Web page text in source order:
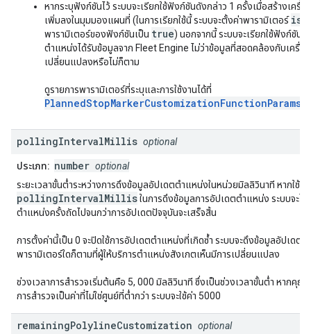
หากระบุฟังก์ชันไว้ ระบบจะเรียกใช้ฟังก์ชันดังกล่าว 1 ครั้งเมื่อสร้างเครื่
เพิ่มลงในมุมมองแผนที่ (ในการเรียกใช้นี้ ระบบจะตั้งค่าพารามิเตอร์
พารามิเตอร์ของฟังก์ชันเป็น true) นอกจากนี้ ระบบจะเรียกใช้ฟังก์ชันนี้
ตำแหน่งได้รับข้อมูลจาก Fleet Engine ไม่ว่าข้อมูลที่สอดคล้องกับเครื่อ
เปลี่ยนแปลงหรือไม่ก็ตาม
ดูรายการพารามิเตอร์ที่ระบุและการใช้งานได้ที่
PlannedStopMarkerCustomizationFunctionParams
pollingIntervalMillis optional
ประเภท: number optional
ระยะเวลาขั้นต่ำระหว่างการดึงข้อมูลอัปเดตตำแหน่งในหน่วยมิลลิวินาที หากใช้เว
pollingIntervalMillisในการดึงข้อมูลการอัปเดตตำแหน่ง ระบบจะไม่
ตำแหน่งครั้งถัดไปจนกว่าการอัปเดตปัจจุบันจะเสร็จสิ้น
การตั้งค่านี้เป็น 0 จะปิดใช้การอัปเดตตำแหน่งที่เกิดซ้ำ ระบบจะดึงข้อมูลอัปเดต
พารามิเตอร์ใดก็ตามที่ผู้ให้บริการตำแหน่งสังเกตเห็นมีการเปลี่ยนแปลง
ช่วงเวลาการสำรวจเริ่มต้นคือ 5, 000 มิลลิวินาที ซึ่งเป็นช่วงเวลาขั้นต่ำ หากคุณ
การสำรวจเป็นค่าที่ไม่ใช่ศูนย์ที่ต่ำกว่า ระบบจะใช้ค่า 5000
remainingPolylineCustomization optional